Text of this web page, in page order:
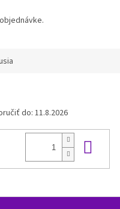
do:11.8.2026